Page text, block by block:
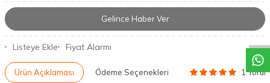
DESTEK
Gelince Haber Ver
Listeye Ekle Fiyat Alarmı
Ürün Açıklaması Ödeme Seçenekleri 1 Yorum